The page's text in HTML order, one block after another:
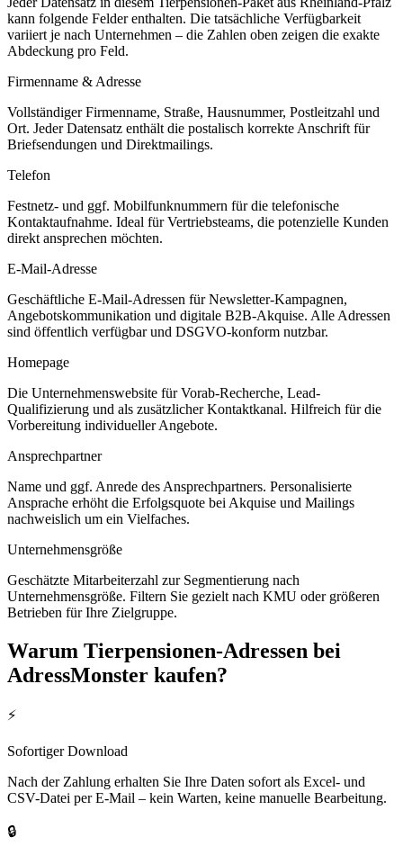
kann folgende Felder enthalten. Die tatsächliche Verfügbarkeit
variiert je nach Unternehmen – die Zahlen oben zeigen die exakte
Abdeckung pro Feld.
Firmenname & Adresse
Vollständiger Firmenname, Straße, Hausnummer, Postleitzahl und
Ort. Jeder Datensatz enthält die postalisch korrekte Anschrift für
Briefsendungen und Direktmailings.
Telefon
Festnetz- und ggf. Mobilfunknummern für die telefonische
Kontaktaufnahme. Ideal für Vertriebsteams, die potenzielle Kunden
direkt ansprechen möchten.
E-Mail-Adresse
Geschäftliche E-Mail-Adressen für Newsletter-Kampagnen,
Angebotskommunikation und digitale B2B-Akquise. Alle Adressen
sind öffentlich verfügbar und DSGVO-konform nutzbar.
Homepage
Die Unternehmenswebsite für Vorab-Recherche, Lead-
Qualifizierung und als zusätzlicher Kontaktkanal. Hilfreich für die
Vorbereitung individueller Angebote.
Ansprechpartner
Name und ggf. Anrede des Ansprechpartners. Personalisierte
Ansprache erhöht die Erfolgsquote bei Akquise und Mailings
nachweislich um ein Vielfaches.
Unternehmensgröße
Geschätzte Mitarbeiterzahl zur Segmentierung nach
Unternehmensgröße. Filtern Sie gezielt nach KMU oder größeren
Betrieben für Ihre Zielgruppe.
Warum Tierpensionen-Adressen bei
AdressMonster kaufen?
⚡
Sofortiger Download
Nach der Zahlung erhalten Sie Ihre Daten sofort als Excel- und
CSV-Datei per E-Mail – kein Warten, keine manuelle Bearbeitung.
🔒